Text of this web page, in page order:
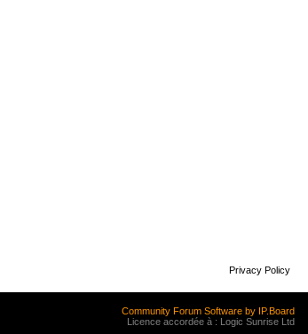
Privacy Policy
Community Forum Software by IP.Board
Licence accordée à : Logic Sunrise Ltd